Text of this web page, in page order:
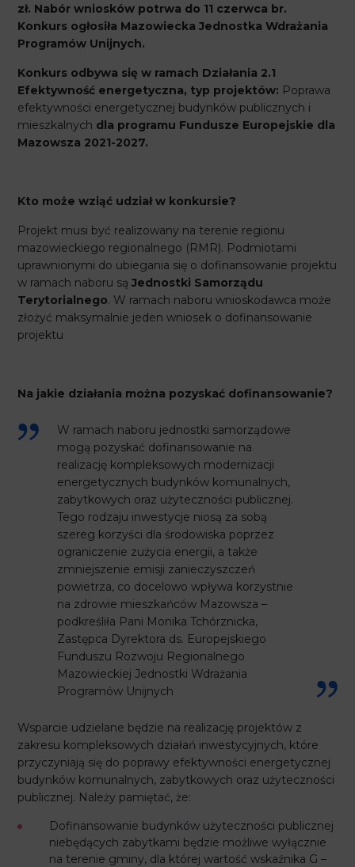
zł. Nabór wniosków potrwa do 11 czerwca br.
Konkurs ogłosiła Mazowiecka Jednostka Wdrażania
Programów Unijnych.
Konkurs odbywa się w ramach Działania 2.1
Efektywność energetyczna, typ projektów: Poprawa
efektywności energetycznej budynków publicznych i
mieszkalnych dla programu Fundusze Europejskie dla
Mazowsza 2021-2027.
Kto może wziąć udział w konkursie?
Projekt musi być realizowany na terenie regionu
mazowieckiego regionalnego (RMR). Podmiotami
uprawnionymi do ubiegania się o dofinansowanie projektu
w ramach naboru sąJednostki Samorządu
Terytorialnego. W ramach naboru wnioskodawca może
złożyć maksymalnie jeden wniosek o dofinansowanie
projektu
Na jakie działania można pozyskać dofinansowanie?
W ramach naboru jednostki samorządowe
mogą pozyskać dofinansowanie na
realizację kompleksowych modernizacji
energetycznych budynków komunalnych,
zabytkowych oraz użyteczności publicznej.
Tego rodzaju inwestycje niosą za sobą
szereg korzyści dla środowiska poprzez
ograniczenie zużycia energii, a także
zmniejszenie emisji zanieczyszczeń
powietrza, co docelowo wpływa korzystnie
na zdrowie mieszkańców Mazowsza –
podkreśliła Pani Monika Tchórznicka,
Zastępca Dyrektora ds. Europejskiego
Funduszu Rozwoju Regionalnego
Mazowieckiej Jednostki Wdrażania
Programów Unijnych
Wsparcie udzielane będzie na realizację projektów z
zakresu kompleksowych działań inwestycyjnych, które
przyczyniają się do poprawy efektywności energetycznej
budynków komunalnych, zabytkowych oraz użyteczności
publicznej. Należy pamiętać, że:
Dofinansowanie budynków użyteczności publicznej
niebędących zabytkami będzie możliwe wyłącznie
na terenie gminy, dla której wartość wskaźnika G –